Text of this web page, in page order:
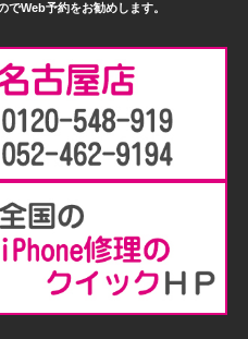
Web予約をお勧めします。